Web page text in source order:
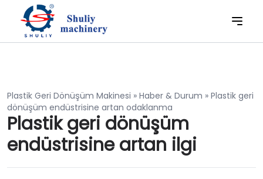
Plastik Geri Dönüşüm Makinesi » Haber & Durum » Plastik geri
dönüşüm endüstrisine artan odaklanma
Plastik geri dönüşüm
endüstrisine artan ilgi